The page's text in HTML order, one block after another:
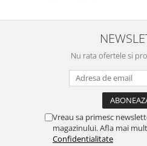
Nu rata ofertele si
Vreau sa primesc
magazinului. Afla mai
Confidentialitate